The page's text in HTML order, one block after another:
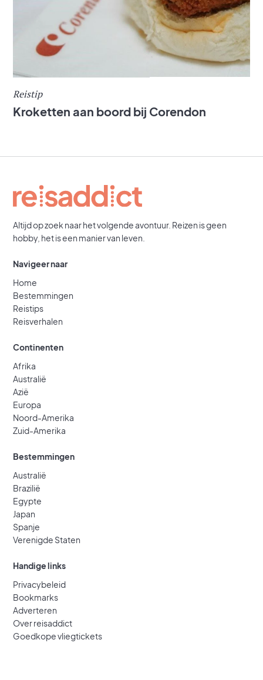
Reistip
Kroketten aan boord bij Corendon
Altijd op zoek naar het volgende avontuur. Reizen is geen
hobby, het is een manier van leven.
Navigeer naar
Home
Bestemmingen
Reistips
Reisverhalen
Continenten
Afrika
Australië
Azië
Europa
Noord-Amerika
Zuid-Amerika
Bestemmingen
Australië
Brazilië
Egypte
Japan
Spanje
Verenigde Staten
Handige links
Privacybeleid
Bookmarks
Adverteren
Over reisaddict
Goedkope vliegtickets